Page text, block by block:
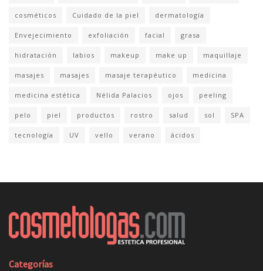
cosméticos Cuidado de la piel dermatología
Envejecimiento exfoliación facial grasa
hidratación labios makeup make up maquillaje
masajes masajes masaje terapéutico medicina
medicina estética Nélida Palacios ojos peeling
pelo piel productos rostro salud sol SPA
tecnología UV vello verano ácidos
Categorías